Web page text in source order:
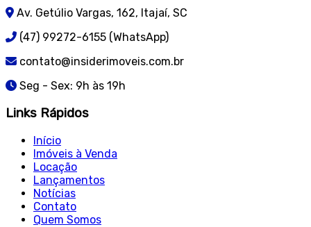
Av. Getúlio Vargas, 162, Itajaí, SC
(47) 99272-6155 (WhatsApp)
contato@insiderimoveis.com.br
Seg - Sex: 9h às 19h
Links Rápidos
Início
Imóveis à Venda
Locação
Lançamentos
Notícias
Contato
Quem Somos